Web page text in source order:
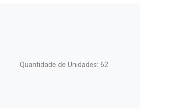
Quantidade de Unidades: 62